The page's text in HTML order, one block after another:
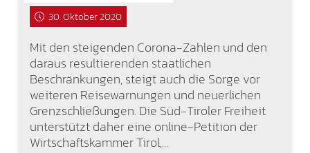
30. Oktober 2020
Mit den steigenden Corona-Zahlen und den
daraus resultierenden staatlichen
Beschränkungen, steigt auch die Sorge vor
weiteren Reisewarnungen und neuerlichen
Grenzschließungen. Die Süd-Tiroler Freiheit
unterstützt daher eine online-Petition der
Wirtschaftskammer Tirol,…